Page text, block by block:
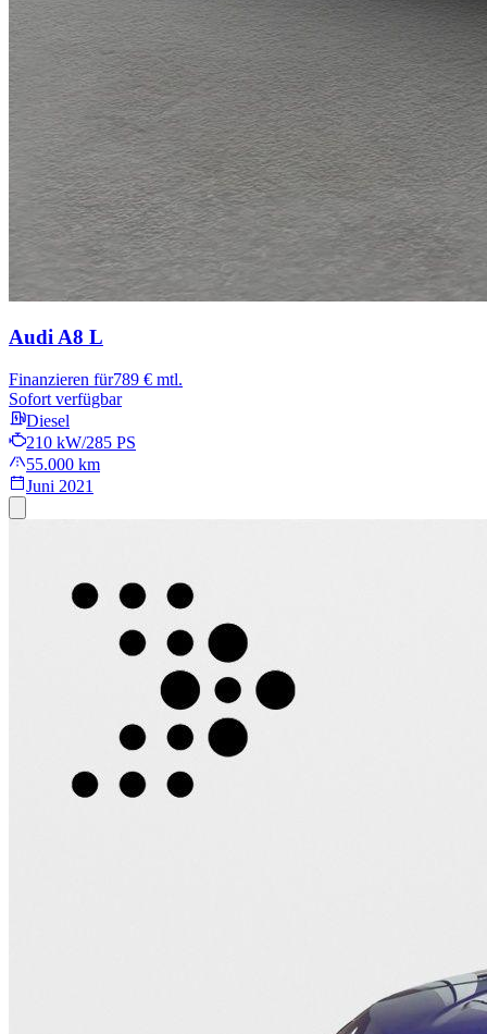
Audi A8 L
Finanzieren für789 € mtl.
Sofort verfügbar
Diesel
210 kW/285 PS
55.000 km
Juni 2021